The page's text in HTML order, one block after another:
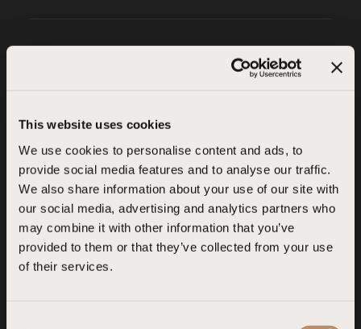
This website uses cookies
We use cookies to personalise content and ads, to
provide social media features and to analyse our traffic.
We also share information about your use of our site with
our social media, advertising and analytics partners who
may combine it with other information that you’ve
provided to them or that they’ve collected from your use
of their services.
Liberty olarak, doğanın büyüleyici atmosferinde;
manzaralı odalarımız, yeşil alanlarımız ve
mevsimsel lezzetlerle sizi buluşturmanın
mutluluğunu yaşıyor ve doğanın bize sunduğu tüm
güzellikler için sonsuz minnet duyuyoruz.